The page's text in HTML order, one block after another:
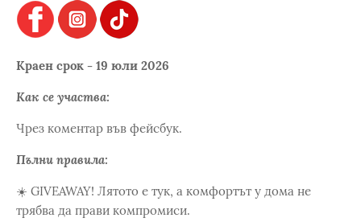
Краен срок - 19 юли 2026
Как се участва:
Чрез коментар във фейсбук.
Пълни правила:
☀️ GIVEAWAY! Лятото е тук, а комфортът у дома не
трябва да прави компромиси.